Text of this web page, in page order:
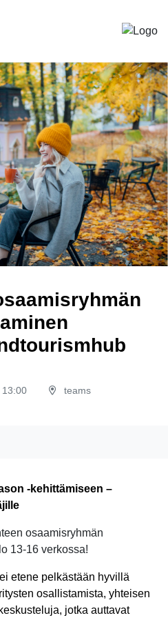
teams
-kehittämiseen –
osaamisryhmän
13-16 verkossa!
etene pelkästään hyvillä
osallistamista, yhteisen
jotka auttavat